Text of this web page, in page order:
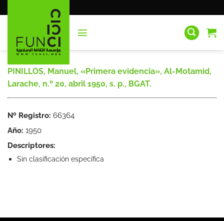
al
PINILLOS, Manuel, «Primera evidencia», Al-Motamid,
Larache, n.º 20, abril 1950, s. p., BGAT.
Nº Registro: 66364
Año: 1950
Descriptores:
Sin clasificación específica